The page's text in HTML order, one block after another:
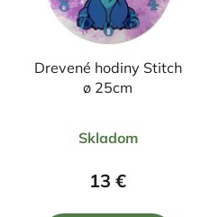
Drevené hodiny Stitch
ø 25cm
hodnotenie
produktu
Skladom
13 €